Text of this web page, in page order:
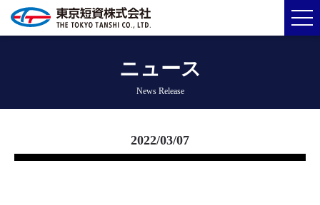
ニュース
News Release
2022/03/07